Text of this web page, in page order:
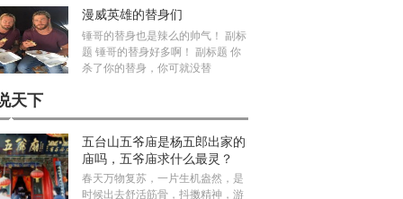
漫威英雄的替身们
锤哥的替身也是辣么的帅气！ 副标
题 锤哥的替身好多啊！ 副标题 你
杀了你的替身，你可就没替
天下
五台山五爷庙是杨五郎出家的
庙吗，五爷庙求什么最灵？
春天万物复苏，一片生机盎然，是
时候出去舒活筋骨，抖擞精神，游